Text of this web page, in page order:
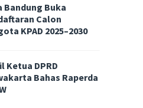
Bandung Buka
Calon
KPAD 2025–2030
Ketua DPRD
Bahas Raperda